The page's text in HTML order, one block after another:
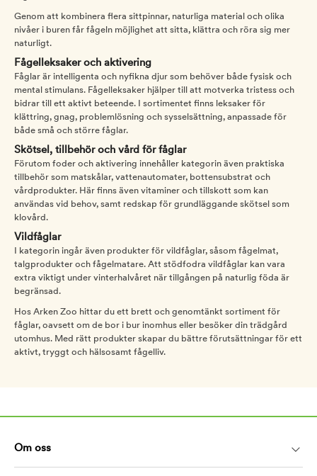
Genom att kombinera flera sittpinnar, naturliga material och olika
nivåer i buren får fågeln möjlighet att sitta, klättra och röra sig mer
naturligt.
Fågelleksaker och aktivering
Fåglar är intelligenta och nyfikna djur som behöver både fysisk och
mental stimulans. Fågelleksaker hjälper till att motverka tristess och
bidrar till ett aktivt beteende. I sortimentet finns leksaker för
klättring, gnag, problemlösning och sysselsättning, anpassade för
både små och större fåglar.
Skötsel, tillbehör och vård för fåglar
Förutom foder och aktivering innehåller kategorin även praktiska
tillbehör som matskålar, vattenautomater, bottensubstrat och
vårdprodukter. Här finns även vitaminer och tillskott som kan
användas vid behov, samt redskap för grundläggande skötsel som
klovård.
Vildfåglar
I kategorin ingår även produkter för vildfåglar, såsom fågelmat,
talgprodukter och fågelmatare. Att stödfodra vildfåglar kan vara
extra viktigt under vinterhalvåret när tillgången på naturlig föda är
begränsad.
Hos Arken Zoo hittar du ett brett och genomtänkt sortiment för
fåglar, oavsett om de bor i bur inomhus eller besöker din trädgård
utomhus. Med rätt produkter skapar du bättre förutsättningar för ett
aktivt, tryggt och hälsosamt fågelliv.
Om oss